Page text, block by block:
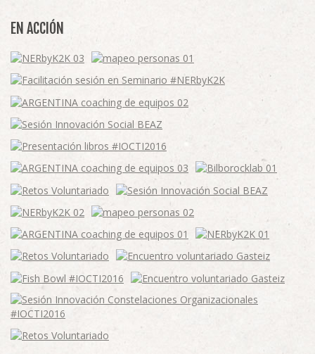
EN ACCIÓN